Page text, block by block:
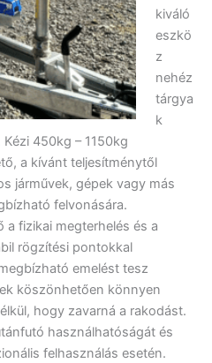
kiváló
eszkö
z
nehéz
tárgya
k
450kg – 1150kg
a kívánt teljesítménytől
járművek, gépek vagy más
felvonására.
fizikai megterhelés és a
rögzítési pontokkal
emelést tesz
köszönhetően könnyen
hogy zavarná a rakodást.
használhatóságát és
felhasználás esetén.